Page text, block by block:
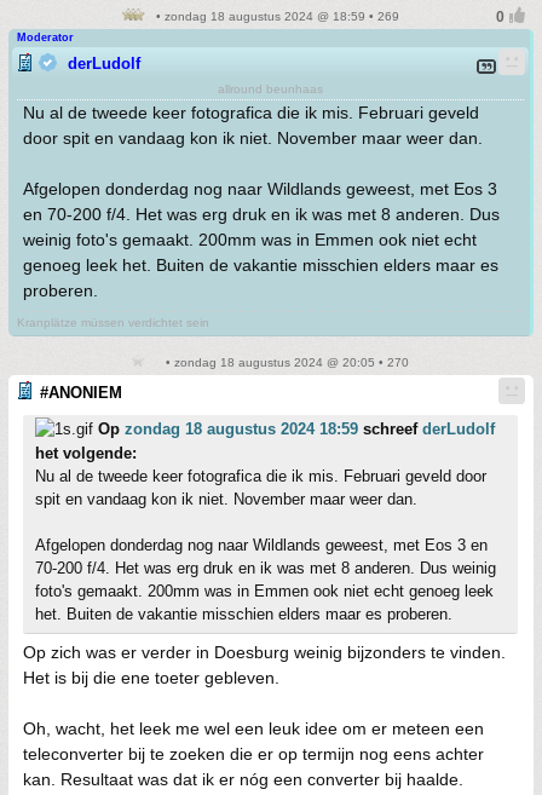
• zondag 18 augustus 2024 @ 18:59 • 269
Moderator
derLudolf
allround beunhaas
Nu al de tweede keer fotografica die ik mis. Februari geveld
door spit en vandaag kon ik niet. November maar weer dan.
Afgelopen donderdag nog naar Wildlands geweest, met Eos 3
en 70-200 f/4. Het was erg druk en ik was met 8 anderen. Dus
weinig foto's gemaakt. 200mm was in Emmen ook niet echt
genoeg leek het. Buiten de vakantie misschien elders maar es
proberen.
Kranplätze müssen verdichtet sein
• zondag 18 augustus 2024 @ 20:05 • 270
#ANONIEM
Op zondag 18 augustus 2024 18:59 schreef derLudolf
het volgende:
Nu al de tweede keer fotografica die ik mis. Februari geveld door
spit en vandaag kon ik niet. November maar weer dan.
Afgelopen donderdag nog naar Wildlands geweest, met Eos 3 en
70-200 f/4. Het was erg druk en ik was met 8 anderen. Dus weinig
foto's gemaakt. 200mm was in Emmen ook niet echt genoeg leek
het. Buiten de vakantie misschien elders maar es proberen.
Op zich was er verder in Doesburg weinig bijzonders te vinden.
Het is bij die ene toeter gebleven.
Oh, wacht, het leek me wel een leuk idee om er meteen een
teleconverter bij te zoeken die er op termijn nog eens achter
kan. Resultaat was dat ik er nóg een converter bij haalde.